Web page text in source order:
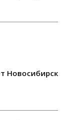
Новосибирск